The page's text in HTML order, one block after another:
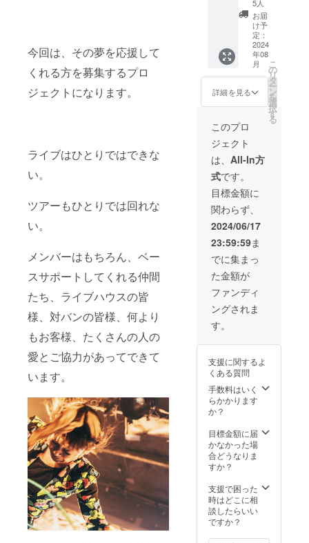
今回は、その夢を応援して
くれる方を募集するプロ
ジェクトになります。
ライブはひとりではできな
い。
ツアーもひとりでは回れな
い。
メンバーはもちろん、ベー
スサポートしてくれる仲間
たち、ライブハウスの皆
様、対バンの皆様、何より
もお客様、たくさんの人の
愛とご協力があってできて
います。
い。ご
入力が
ない場
合はご
支援者
名にな
ります
了承く
ださい
送りし
ますの
で、応
援して
ほしい
ことが
ある方
は備考
さいネ
コース
が売り
切れた
場合、
当日メ
ンズに
にもス
タイリ
付きま
す。影
の功労
者メン
ズたち
にもス
ポット
（売り
切れな
かった
場合
は、自
ら輝き
後の動
画を
メール
してお
送りし
ます。
オリジ
ナルソ
ング作
りま
す】 ・
オリジ
ナルソ
ングの
CD ★
があな
たのた
めに一
曲オリ
ジナル
ソング
を作り
ます。
アコー
ス
ティッ
クバー
ジョン
でCDで
のお渡
しにな
りま
す。
定も可
す。世
界にひ
とつだ
けのあ
けのオ
リジナ
ルソン
機会に
♡ ※ご
希望の
テーマ
5人
お届
け予
定：
2024
年08
月
詳細を見る
こ
の
リ
タ
ー
ン
を
選
択
す
る
このプロ
ジェクト
は、 All-In方
式です。
目標金額に
関わらず、
2024/06/17
23:59:59ま
でに集まっ
た金額が
ファンディ
ングされま
す。
支援に関するよ
くある質問
手数料はいく
らかかります
か？
目標金額に届
かなかった場
合どうなりま
すか？
支援で困った
時はどこに相
談したらいい
ですか？